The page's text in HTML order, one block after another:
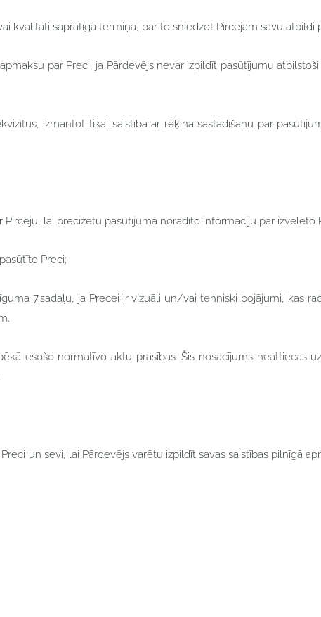
kvalitāti saprātīgā termiņā, par to sniedzot Pircējam savu atbildi
par Preci, ja Pārdevējs nevar izpildīt pasūtījumu
izmantot tikai saistībā ar rēķina sastādīšanu par
lai precizētu pasūtījumā norādīto informāciju par izvēlēto
Preci;
7.sadaļu, ja Precei ir vizuāli un/vai tehniski bojājumi, kas
esošo normatīvo aktu prasības. Šis nosacījums neattiecas
un sevi, lai Pārdevējs varētu izpildīt savas saistības pilnīgā